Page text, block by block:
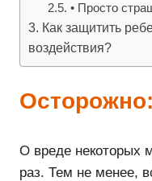
• Просто
Как защитить
воздействия?
О вреде некоторых
раз. Тем не менее,